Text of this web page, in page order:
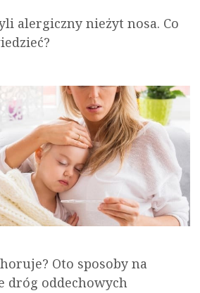
alergiczny nieżyt nosa. Co
Oto sposoby na
dróg oddechowych